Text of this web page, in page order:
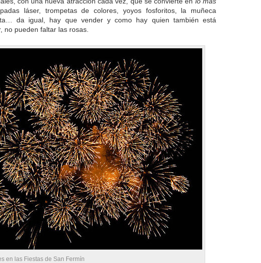
láser, trompetas de colores, yoyos fosforitos, la muñeca
da igual, hay que vender y como hay quien también está
no pueden faltar las rosas.
en las Fiestas de San Fermín